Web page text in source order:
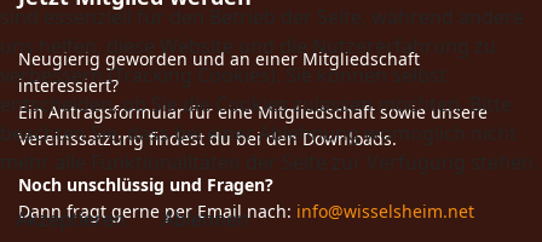
Neugierig geworden und an einer Mitgliedschaft
interessiert?
Ein Antragsformular für eine Mitgliedschaft sowie unsere
Vereinssatzung findest du bei den Downloads.
Noch unschlüssig und Fragen?
Dann fragt gerne per Email nach: info@wisselsheim.net
sind essenziell für den Betrieb der Seite, während andere
uns helfen, diese Website und die Nutzererfahrung zu
verbessern (Tracking Cookies). Sie können selbst
entscheiden, ob Sie die Cookies zulassen möchten. Bitte
beachten Sie, dass bei einer Ablehnung womöglich nicht
Akzeptieren
Ablehnen